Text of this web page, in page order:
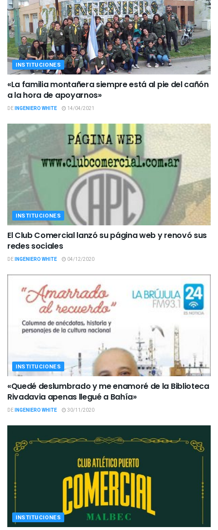
INSTITUCIONES
«La familia montañera siempre está al pie del cañón
a la hora de apoyarnos»
DEINGENIERO WHITE 14/04/2021
INSTITUCIONES
El Club Comercial lanzó su página web y renovó sus
redes sociales
DEINGENIERO WHITE 04/12/2020
INSTITUCIONES
«Quedé deslumbrado y me enamoré de la Biblioteca
Rivadavia apenas llegué a Bahía»
DEINGENIERO WHITE 30/11/2020
INSTITUCIONES